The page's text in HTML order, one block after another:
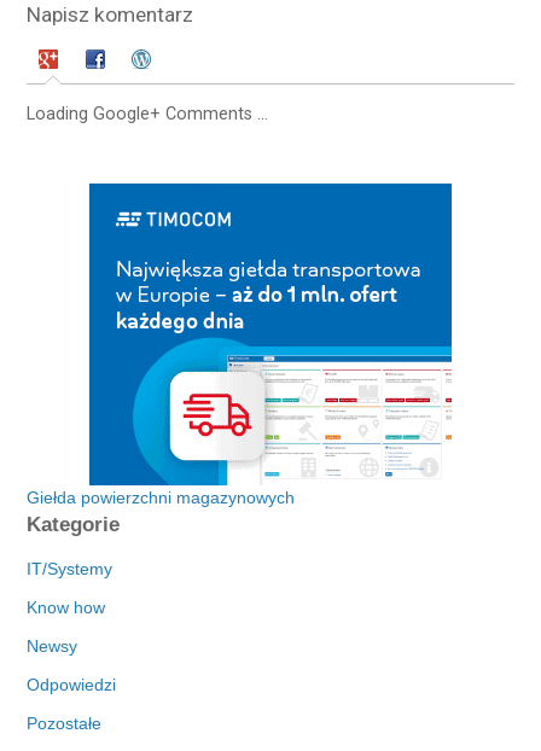
Napisz komentarz
Loading Google+ Comments ...
Giełda powierzchni magazynowych
Kategorie
IT/Systemy
Know how
Newsy
Odpowiedzi
Pozostałe